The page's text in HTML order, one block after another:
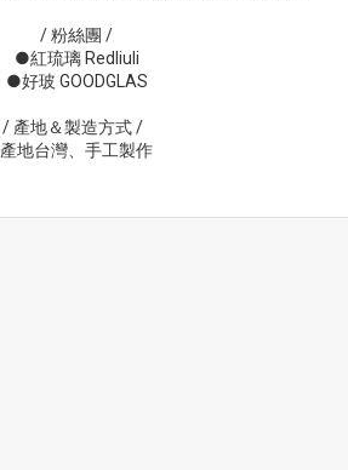
/ 粉絲團 /
●紅琉璃 Redliuli
●好玻 GOODGLAS
/ 產地＆製造方式 /
產地台灣、手工製作